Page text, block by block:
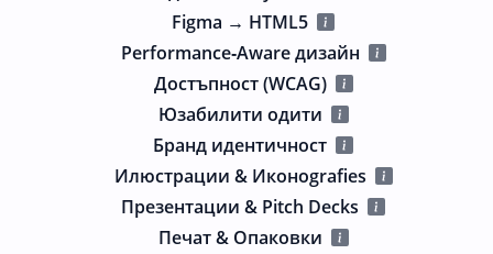
Figma → HTML5
Performance‑Aware дизайн
Достъпност (WCAG)
Юзабилити одити
Бранд идентичност
Илюстрации & Иконografies
Презентации & Pitch Decks
Печат & Опаковки